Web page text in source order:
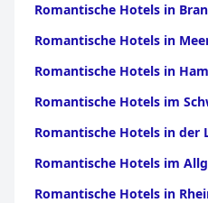
Romantische Hotels in
Romantische Hotels in
Romantische Hotels in
Romantische Hotels im
Romantische Hotels in der
Romantische Hotels im
Romantische Hotels in